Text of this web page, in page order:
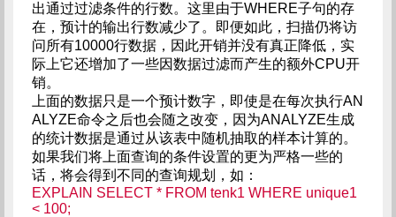
出通过过滤条件的行数。这里由于WHERE子句的存
在，预计的输出行数减少了。即便如此，扫描仍将访
问所有10000行数据，因此开销并没有真正降低，实
际上它还增加了一些因数据过滤而产生的额外CPU开
销。
上面的数据只是一个预计数字，即使是在每次执行AN
ALYZE命令之后也会随之改变，因为ANALYZE生成
的统计数据是通过从该表中随机抽取的样本计算的。
如果我们将上面查询的条件设置的更为严格一些的
话，将会得到不同的查询规划，如：
EXPLAIN SELECT * FROM tenk1 WHERE unique1
< 100;